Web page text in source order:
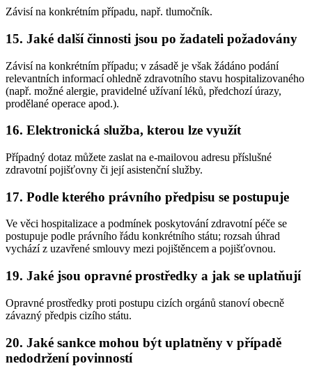
Závisí na konkrétním případu, např. tlumočník.
15. Jaké další činnosti jsou po žadateli požadovány
Závisí na konkrétním případu; v zásadě je však žádáno podání
relevantních informací ohledně zdravotního stavu hospitalizovaného
(např. možné alergie, pravidelné užívaní léků, předchozí úrazy,
prodělané operace apod.).
16. Elektronická služba, kterou lze využít
Případný dotaz můžete zaslat na e-mailovou adresu příslušné
zdravotní pojišťovny či její asistenční služby.
17. Podle kterého právního předpisu se postupuje
Ve věci hospitalizace a podmínek poskytování zdravotní péče se
postupuje podle právního řádu konkrétního státu; rozsah úhrad
vychází z uzavřené smlouvy mezi pojištěncem a pojišťovnou.
19. Jaké jsou opravné prostředky a jak se uplatňují
Opravné prostředky proti postupu cizích orgánů stanoví obecně
závazný předpis cizího státu.
20. Jaké sankce mohou být uplatněny v případě
nedodržení povinností